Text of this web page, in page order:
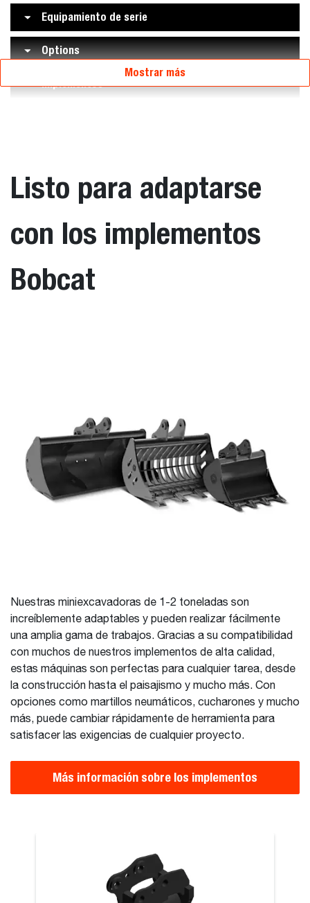
Equipamiento de serie
Options
Implementos
Mostrar más
Listo para adaptarse
con los implementos
Bobcat
Nuestras miniexcavadoras de 1-2 toneladas son
increíblemente adaptables y pueden realizar fácilmente
una amplia gama de trabajos. Gracias a su compatibilidad
con muchos de nuestros implementos de alta calidad,
estas máquinas son perfectas para cualquier tarea, desde
la construcción hasta el paisajismo y mucho más. Con
opciones como martillos neumáticos, cucharones y mucho
más, puede cambiar rápidamente de herramienta para
satisfacer las exigencias de cualquier proyecto.
Más información sobre los implementos